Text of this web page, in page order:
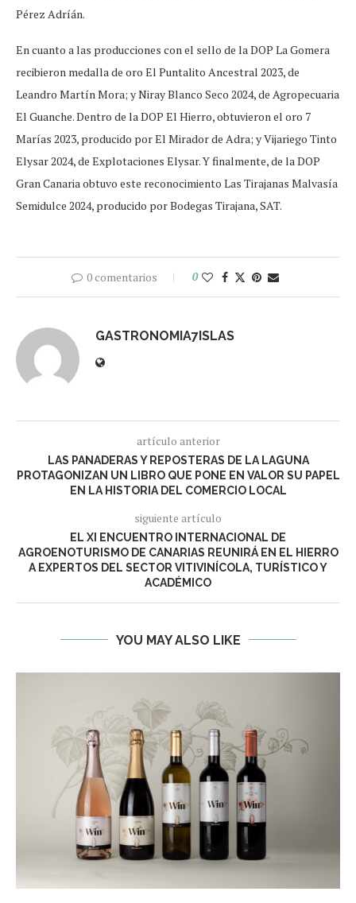
Pérez Adríán.
En cuanto a las producciones con el sello de la DOP La Gomera
recibieron medalla de oro El Puntalito Ancestral 2023, de
Leandro Martín Mora; y Niray Blanco Seco 2024, de Agropecuaria
El Guanche. Dentro de la DOP El Hierro, obtuvieron el oro 7
Marías 2023, producido por El Mirador de Adra; y Vijariego Tinto
Elysar 2024, de Explotaciones Elysar. Y finalmente, de la DOP
Gran Canaria obtuvo este reconocimiento Las Tirajanas Malvasía
Semidulce 2024, producido por Bodegas Tirajana, SAT.
0 comentarios 0
GASTRONOMIA7ISLAS
artículo anterior
LAS PANADERAS Y REPOSTERAS DE LA LAGUNA
PROTAGONIZAN UN LIBRO QUE PONE EN VALOR SU PAPEL
EN LA HISTORIA DEL COMERCIO LOCAL
siguiente artículo
EL XI ENCUENTRO INTERNACIONAL DE
AGROENOTURISMO DE CANARIAS REUNIRÁ EN EL HIERRO
A EXPERTOS DEL SECTOR VITIVINÍCOLA, TURÍSTICO Y
ACADÉMICO
YOU MAY ALSO LIKE